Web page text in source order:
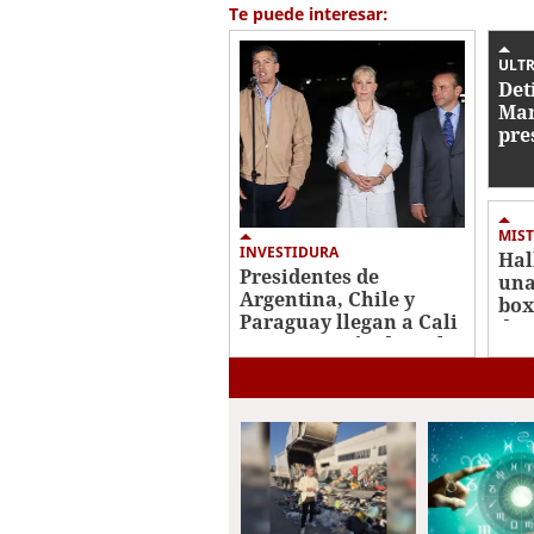
2
minutes,
59
seconds
Volume
0%
Te puede interesar:
INVESTIDURA
Presidentes de
Argentina, Chile y
Paraguay llegan a Cali
para posesión de De la
de